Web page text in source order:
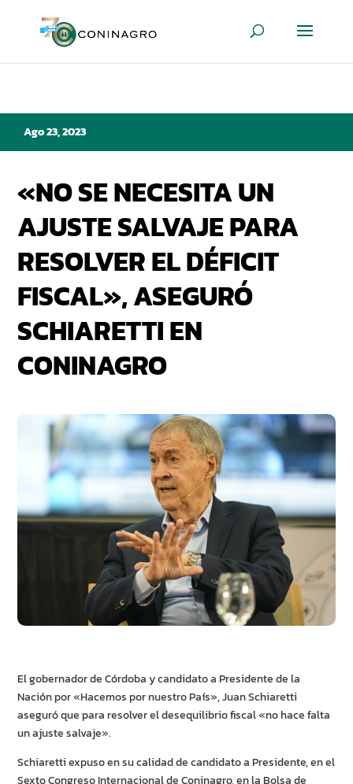
Ago 23, 2023
«NO SE NECESITA UN
AJUSTE SALVAJE PARA
RESOLVER EL DÉFICIT
FISCAL», ASEGURÓ
SCHIARETTI EN
CONINAGRO
El gobernador de Córdoba y candidato a Presidente de la
Nación por «Hacemos por nuestro País», Juan Schiaretti
aseguró que para resolver el desequilibrio fiscal «no hace falta
un ajuste salvaje».
Schiaretti expuso en su calidad de candidato a Presidente, en el
Sexto Congreso Internacional de Coninagro, en la Bolsa de